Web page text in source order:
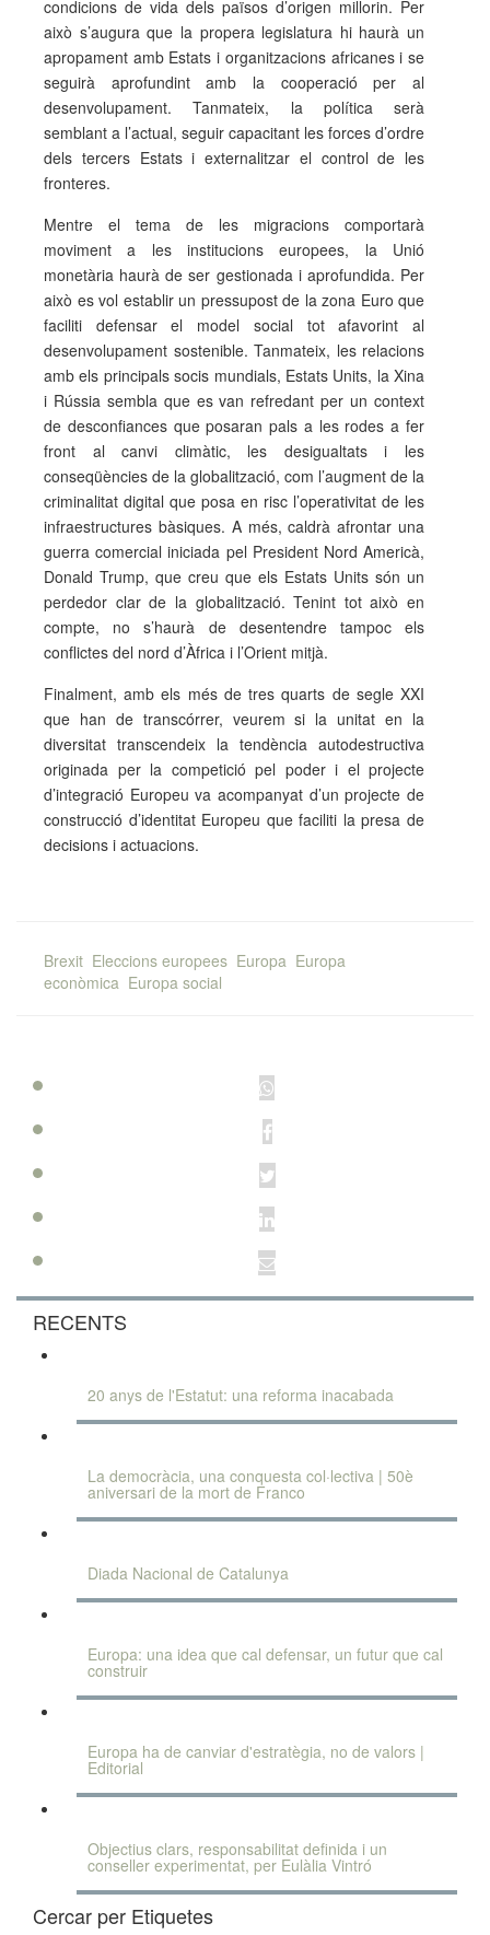
condicions de vida dels països d’origen millorin. Per
això s’augura que la propera legislatura hi haurà un
apropament amb Estats i organitzacions africanes i se
seguirà aprofundint amb la cooperació per al
desenvolupament. Tanmateix, la política serà
semblant a l’actual, seguir capacitant les forces d’ordre
dels tercers Estats i externalitzar el control de les
fronteres.
Mentre el tema de les migracions comportarà
moviment a les institucions europees, la Unió
monetària haurà de ser gestionada i aprofundida. Per
això es vol establir un pressupost de la zona Euro que
faciliti defensar el model social tot afavorint al
desenvolupament sostenible. Tanmateix, les relacions
amb els principals socis mundials, Estats Units, la Xina
i Rússia sembla que es van refredant per un context
de desconfiances que posaran pals a les rodes a fer
front al canvi climàtic, les desigualtats i les
conseqüències de la globalització, com l’augment de la
criminalitat digital que posa en risc l’operativitat de les
infraestructures bàsiques. A més, caldrà afrontar una
guerra comercial iniciada pel President Nord Americà,
Donald Trump, que creu que els Estats Units són un
perdedor clar de la globalització. Tenint tot això en
compte, no s’haurà de desentendre tampoc els
conflictes del nord d’Àfrica i l’Orient mitjà.
Finalment, amb els més de tres quarts de segle XXI
que han de transcórrer, veurem si la unitat en la
diversitat transcendeix la tendència autodestructiva
originada per la competició pel poder i el projecte
d’integració Europeu va acompanyat d’un projecte de
construcció d’identitat Europeu que faciliti la presa de
decisions i actuacions.
Brexit Eleccions europees Europa Europa
econòmica Europa social
RECENTS
20 anys de l'Estatut: una reforma inacabada
La democràcia, una conquesta col·lectiva | 50è
aniversari de la mort de Franco
Diada Nacional de Catalunya
Europa: una idea que cal defensar, un futur que cal
construir
Europa ha de canviar d'estratègia, no de valors |
Editorial
Objectius clars, responsabilitat definida i un
conseller experimentat, per Eulàlia Vintró
Cercar per Etiquetes